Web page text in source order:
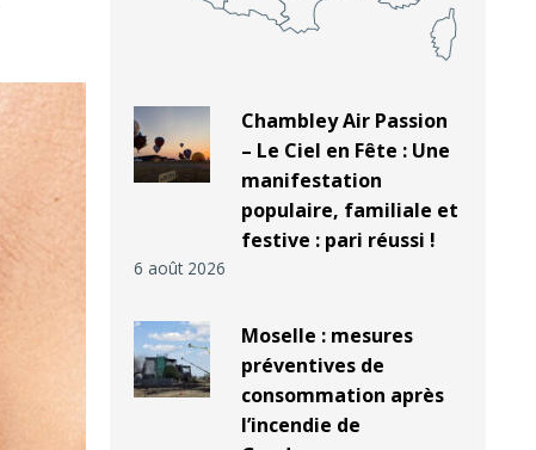
Chambley Air Passion
– Le Ciel en Fête : Une
manifestation
populaire, familiale et
festive : pari réussi !
6 août 2026
Moselle : mesures
préventives de
consommation après
l’incendie de